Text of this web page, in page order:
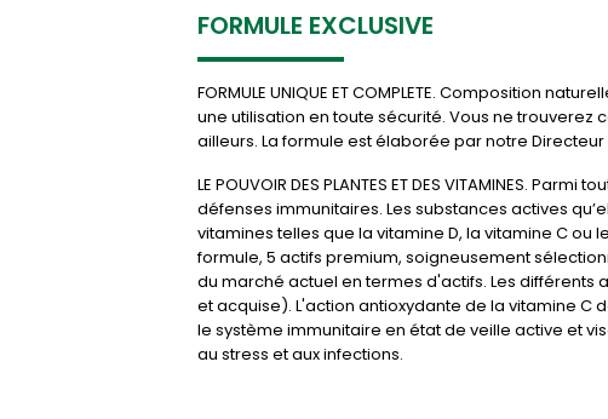
FORMULE EXCLUSIVE
FORMULE UNIQUE ET COMPLETE. Composition
une utilisation en toute sécurité. Vous ne
ailleurs. La formule est élaborée par notre
LE POUVOIR DES PLANTES ET DES VITAMINES.
défenses immunitaires. Les substances actives
vitamines telles que la vitamine D, la vitamine C
formule, 5 actifs premium, soigneusement
du marché actuel en termes d'actifs. Les
et acquise). L'action antioxydante de la vitamine
le système immunitaire en état de veille active et
au stress et aux infections.